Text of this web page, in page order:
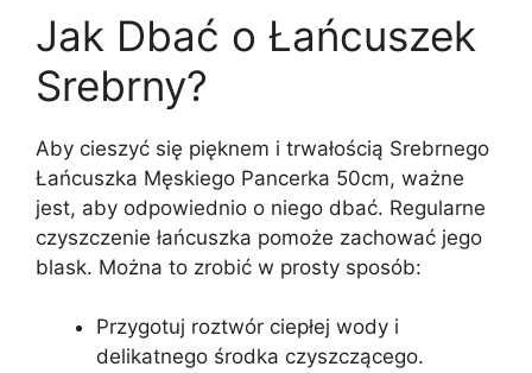
Jak Dbać o Łańcuszek
Srebrny?
Aby cieszyć się pięknem i trwałością Srebrnego
Łańcuszka Męskiego Pancerka 50cm, ważne
jest, aby odpowiednio o niego dbać. Regularne
czyszczenie łańcuszka pomoże zachować jego
blask. Można to zrobić w prosty sposób:
Przygotuj roztwór ciepłej wody i
delikatnego środka czyszczącego.